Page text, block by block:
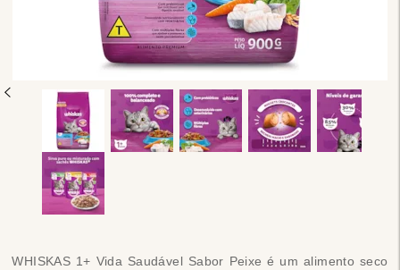
WHISKAS 1+ Vida Saudável Sabor Peixe é um alimento seco